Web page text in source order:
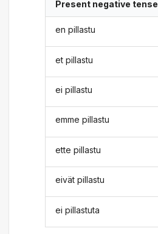
Present negative tense
en pillastu
et pillastu
ei pillastu
emme pillastu
ette pillastu
eivät pillastu
ei pillastuta